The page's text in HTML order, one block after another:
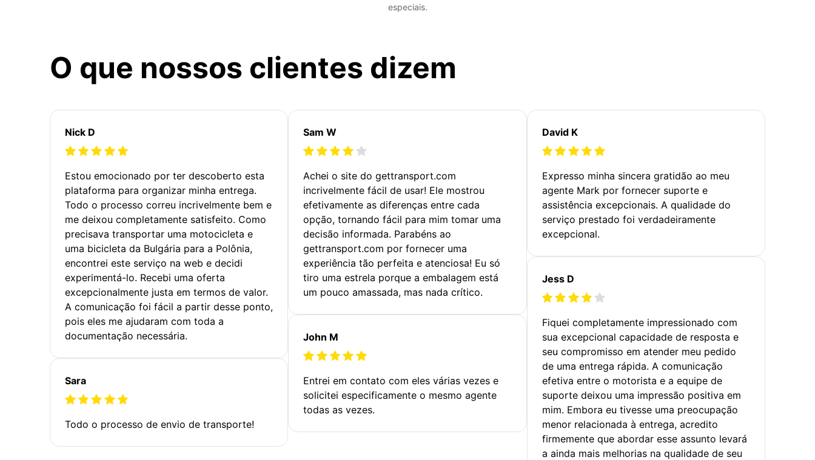
especiais.
O que nossos clientes dizem
Nick D
Estou emocionado por ter descoberto esta
plataforma para organizar minha entrega.
Todo o processo correu incrivelmente bem e
me deixou completamente satisfeito. Como
precisava transportar uma motocicleta e
uma bicicleta da Bulgária para a Polônia,
encontrei este serviço na web e decidi
experimentá-lo. Recebi uma oferta
excepcionalmente justa em termos de valor.
A comunicação foi fácil a partir desse ponto,
pois eles me ajudaram com toda a
documentação necessária.
Sara
Todo o processo de envio de transporte!
Sam W
Achei o site do gettransport.com
incrivelmente fácil de usar! Ele mostrou
efetivamente as diferenças entre cada
opção, tornando fácil para mim tomar uma
decisão informada. Parabéns ao
gettransport.com por fornecer uma
experiência tão perfeita e atenciosa! Eu só
tiro uma estrela porque a embalagem está
um pouco amassada, mas nada crítico.
John M
Entrei em contato com eles várias vezes e
solicitei especificamente o mesmo agente
todas as vezes.
David K
Expresso minha sincera gratidão ao meu
agente Mark por fornecer suporte e
assistência excepcionais. A qualidade do
serviço prestado foi verdadeiramente
excepcional.
Jess D
Fiquei completamente impressionado com
sua excepcional capacidade de resposta e
seu compromisso em atender meu pedido
de uma entrega rápida. A comunicação
efetiva entre o motorista e a equipe de
suporte deixou uma impressão positiva em
mim. Embora eu tivesse uma preocupação
menor relacionada à entrega, acredito
firmemente que abordar esse assunto levará
a ainda mais melhorias na qualidade de seu